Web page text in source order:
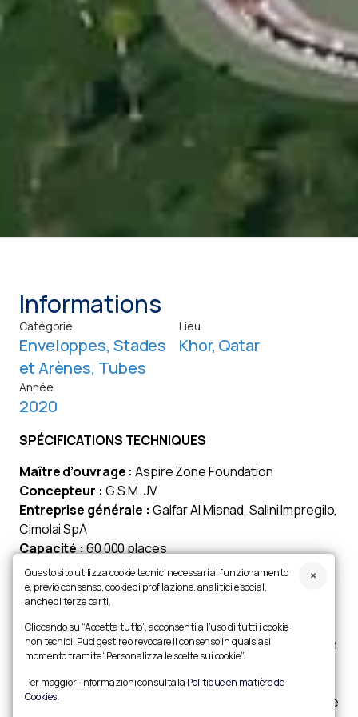
Informations
Catégorie
Enveloppes, Stades
et Arènes, Tubes
Lieu
Khor, Qatar
Année
2020
SPÉCIFICATIONS TECHNIQUES
Maître d’ouvrage : Aspire Zone Foundation
Concepteur : G.S.M. JV
Entreprise générale : Galfar Al Misnad, Salini Impregilo,
Cimolai SpA
Capacité :60 000 places
Description :Cimolai a obtenu le contrat de sous-
traitance pour la fourniture et le montage de la
structure métallique de l’anneau supérieur et de la
toiture, ainsi que des membranes de toiture et de
façade. La structure métallique globale mesure environ
320 m de long, 280 m de large et 73 m de haut. La
structure de la toiture se compose essentiellement de
72 fermes radiales en porte-à-faux, stabilisées par une
Questo sito utilizza cookie tecnici necessari al funzionamento
e, previo consenso, cookie di profilazione, analitici e social,
anche di terze parti.
Cliccando su “Accetta tutto”, acconsenti all’uso di tutti i cookie
non tecnici. Puoi gestire o revocare il consenso in qualsiasi
momento tramite “Personalizza le scelte sui cookie”.
Per maggiori informazioni consulta la Politique en matière de
Cookies.